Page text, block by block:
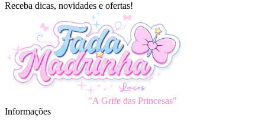
Receba dicas, novidades e ofertas!
"A Grife das Princesas"
Informações